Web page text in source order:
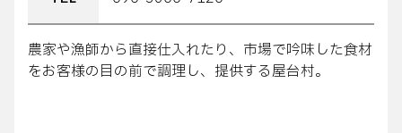
農家や漁師から直接仕入れたり、市場で吟味した食材
をお客様の目の前で調理し、提供する屋台村。